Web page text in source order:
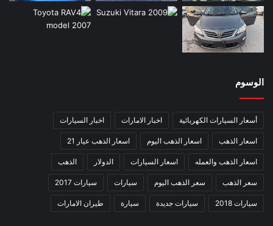
الوسوم
أسعار السيارات الكهربائية اخبار الامارات اخبار السيارات
اسعار الذهب اسعار الذهب اليوم اسعار الذهب عيار 21
اسعار الذهب والعمله اسعار السيارات الدولار الذهب
سعر الذهب سعر الذهب اليوم سيارات سيارات 2017
سيارات 2018 سيارات جديدة سيارة طيران الامارات